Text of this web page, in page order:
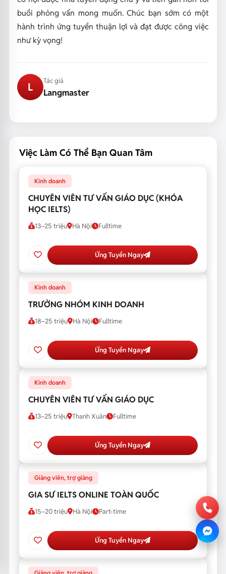
buổi phỏng vấn mong muốn. Chúc bạn sớm có một
hành trình ứng tuyển thuận lợi và đạt được công việc
như kỳ vọng!
L Tác giả
Langmaster
Việc Làm Có Thể Bạn Quan Tâm
Kinh doanh
CHUYÊN VIÊN TƯ VẤN GIÁO DỤC (KHÓA
HỌC IELTS)
13–25 triệu Hà Nội Fulltime
Ứng Tuyển Ngay
Kinh doanh
TRƯỞNG NHÓM KINH DOANH
18–25 triệu Hà Nội Fulltime
Ứng Tuyển Ngay
Kinh doanh
CHUYÊN VIÊN TƯ VẤN GIÁO DỤC
13–25 triệu Thanh Xuân Fulltime
Ứng Tuyển Ngay
Giảng viên, trợ giảng
GIA SƯ IELTS ONLINE TOÀN QUỐC
15–20 triệu Hà Nội Part-time
Ứng Tuyển Ngay